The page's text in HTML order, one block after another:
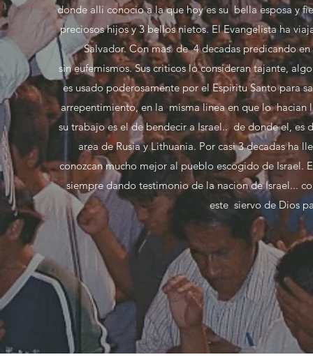
donde alli conocio a la que hoy es su bella esposa y
preciosos hijos y 3 bellos nietos. El Evangelista ha
Salvador. Con mas de 4 decadas predicando
sin eufemismos. Sus criticos lo consideran tajante,
es usado poderosamente por el Espiritu Santo para
arrepentimiento, en la misma linea en que lo hacian
su trabajo es el de bendecir a Israel.. de donde el, es
area de Rusia y Lithuania. Por casi 3 decadas ha
conozcan mucho mejor al pueblo escogido de Israel.
siempre dando testimonio de la nacion de Israel...
este siervo de Dios